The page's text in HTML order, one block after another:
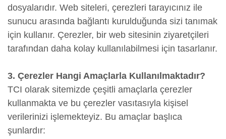
dosyalarıdır. Web siteleri, çerezleri tarayıcınız ile
sunucu arasında bağlantı kurulduğunda sizi tanımak
için kullanır. Çerezler, bir web sitesinin ziyaretçileri
tarafından daha kolay kullanılabilmesi için tasarlanır.
3. Çerezler Hangi Amaçlarla Kullanılmaktadır?
TCI olarak sitemizde çeşitli amaçlarla çerezler
kullanmakta ve bu çerezler vasıtasıyla kişisel
verilerinizi işlemekteyiz. Bu amaçlar başlıca
şunlardır: